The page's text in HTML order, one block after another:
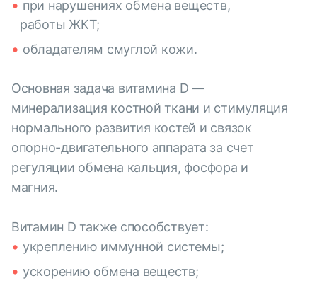
при нарушениях обмена веществ,
работы ЖКТ;
обладателям смуглой кожи.
Основная задача витамина D —
минерализация костной ткани и стимуляция
нормального развития костей и связок
опорно-двигательного аппарата за счет
регуляции обмена кальция, фосфора и
магния.
Витамин D также способствует:
укреплению иммунной системы;
ускорению обмена веществ;